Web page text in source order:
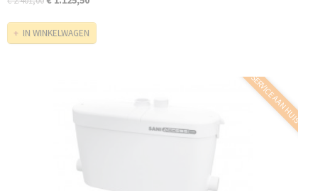
IN WINKELWAGEN
SERVICE AAN HUIS